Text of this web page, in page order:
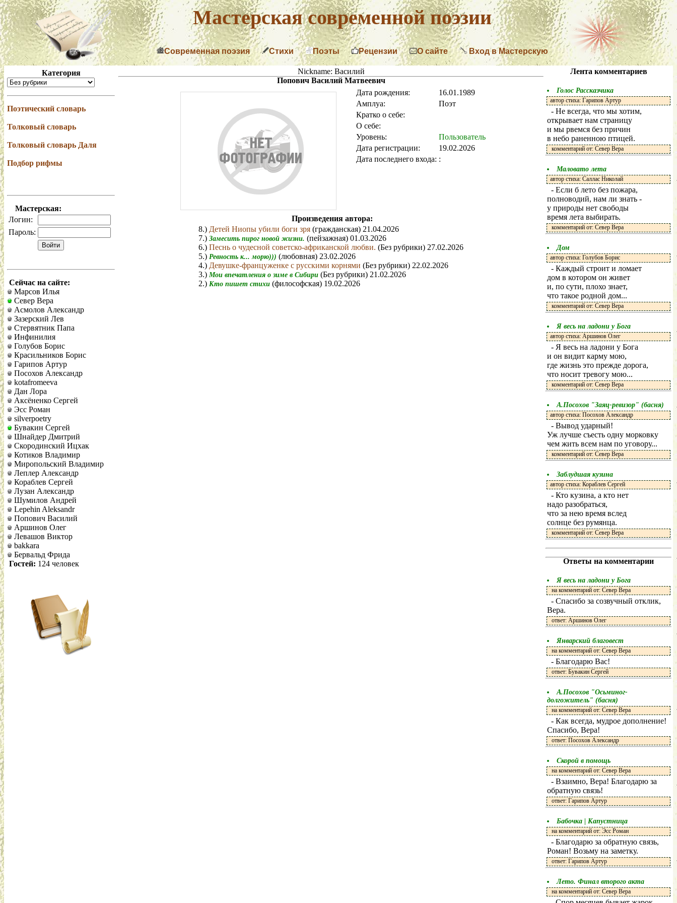
Мастерская современной поэзии
Современная поэзия Стихи Поэты Рецензии О сайте Вход в Мастерскую
Категория
Поэтический словарь
Толковый словарь
Толковый словарь Даля
Подбор рифмы
Мастерская:
Логин:
Пароль:
Сейчас на сайте:
Марсов Илья
Север Вера
Асмолов Александр
Зазерский Лев
Стервятник Папа
Инфинилия
Голубов Борис
Красильников Борис
Гарипов Артур
Посохов Александр
kotafromeeva
Дан Лора
Аксёненко Сергей
Эсс Роман
silverpoetry
Бувакин Сергей
Шнайдер Дмитрий
Скородинский Ицхак
Котиков Владимир
Миропольский Владимир
Леплер Александр
Кораблев Сергей
Лузан Александр
Шумилов Андрей
Lepehin Aleksandr
Попович Василий
Аршинов Олег
Левашов Виктор
bakkara
Бервальд Фрида
Гостей: 124 человек
Nickname: Василий
Попович Василий Матвеевич
Дата рождения:
16.01.1989
Амплуа:
Поэт
Кратко о себе:
О себе:
Уровень:
Пользователь
Дата регистрации:
19.02.2026
Дата последнего входа: :
Произведения автора:
8.) Детей Ниопы убили боги зря (гражданская) 21.04.2026
7.) Замесить пирог новой жизни. (пейзажная) 01.03.2026
6.) Песнь о чудесной советско-африканской любви. (Без рубрики) 27.02.2026
5.) Ревность к... морю))) (любовная) 23.02.2026
4.) Девушке-француженке с русскими корнями (Без рубрики) 22.02.2026
3.) Мои впечатления о зиме в Сибири (Без рубрики) 21.02.2026
2.) Кто пишет стихи (философская) 19.02.2026
Лента комментариев
Голос Рассказчика
автор стиха: Гарипов Артур
- Не всегда, что мы хотим,
открывает нам страницу
и мы рвемся без причин
в небо раненною птицей.
комментарий от: Север Вера
Маловато лета
автор стиха: Саллас Николай
- Если б лето без пожара,
полноводий, нам ли знать -
у природы нет свободы
время лета выбирать.
комментарий от: Север Вера
Дом
автор стиха: Голубов Борис
- Каждый строит и ломает
дом в котором он живет
и, по сути, плохо знает,
что такое родной дом...
комментарий от: Север Вера
Я весь на ладони у Бога
автор стиха: Аршинов Олег
- Я весь на ладони у Бога
и он видит карму мою,
где жизнь это прежде дорога,
что носит тревогу мою...
комментарий от: Север Вера
А.Посохов "Заяц-ревизор" (басня)
автор стиха: Посохов Александр
- Вывод ударный!
Уж лучше съесть одну морковку
чем жить всем нам по уговору...
комментарий от: Север Вера
Заблудшая кузина
автор стиха: Кораблев Сергей
- Кто кузина, а кто нет
надо разобраться,
что за нею время вслед
солнце без румянца.
комментарий от: Север Вера
Ответы на комментарии
Я весь на ладони у Бога
на комментарий от: Север Вера
- Спасибо за созвучный отклик,
Вера.
ответ: Аршинов Олег
Январский благовест
на комментарий от: Север Вера
- Благодарю Вас!
ответ: Бувакин Сергей
А.Посохов "Осьминог-
долгожитель" (басня)
на комментарий от: Север Вера
- Как всегда, мудрое дополнение!
Спасибо, Вера!
ответ: Посохов Александр
Скорой в помощь
на комментарий от: Север Вера
- Взаимно, Вера! Благодарю за
обратную связь!
ответ: Гарипов Артур
Бабочка | Капустница
на комментарий от: Эсс Роман
- Благодарю за обратную связь,
Роман! Возьму на заметку.
ответ: Гарипов Артур
Лето. Финал второго акта
на комментарий от: Север Вера